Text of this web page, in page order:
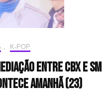
sem
acordo
K-POP
entre CBX e SM
amanhã (23)